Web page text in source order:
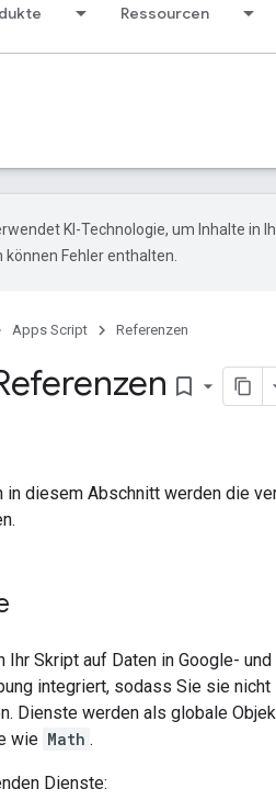
Ressourcen
KI-Technologie, um Inhalte in
Fehler enthalten.
Apps Script Referenzen
bookmark_border
in diesem Abschnitt werden die
Skript auf Daten in Google-
integriert, sodass Sie sie
Dienste werden als globale
wie Math .
Dienste: